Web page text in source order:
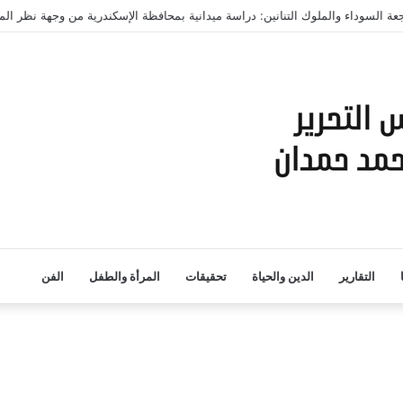
التقارير الدين والحياة تحقيقات المرأة والطفل الفن